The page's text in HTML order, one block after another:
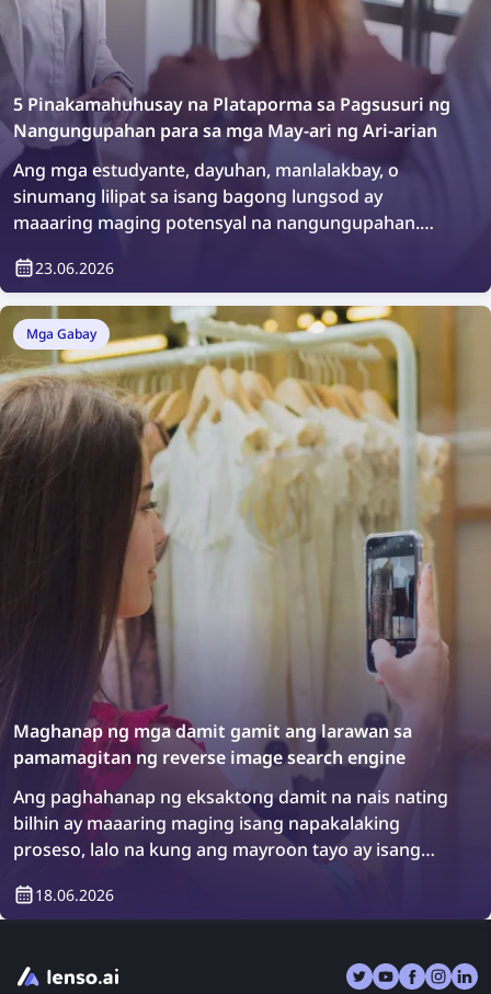
5 Pinakamahuhusay na Plataporma sa Pagsusuri ng
Nangungupahan para sa mga May-ari ng Ari-arian
Ang mga estudyante, dayuhan, manlalakbay, o
sinumang lilipat sa isang bagong lungsod ay
maaaring maging potensyal na nangungupahan.
karagdagang pagsusuri o simpleng tiyakin kung sino
ang maninirahan sa iyong ari-arian. Paano ito
gagawin? Madali lamang, sa pamamagitan ng mga
plataporma sa pagsusuri ng nangungupahan.
23.06.2026
Mga Gabay
Maghanap ng mga damit gamit ang larawan sa
pamamagitan ng reverse image search engine
Ang paghahanap ng eksaktong damit na nais nating
bilhin ay maaaring maging isang napakalaking
proseso, lalo na kung ang mayroon tayo ay isang
mga reverse image search engine! Tuklasin kung
18.06.2026